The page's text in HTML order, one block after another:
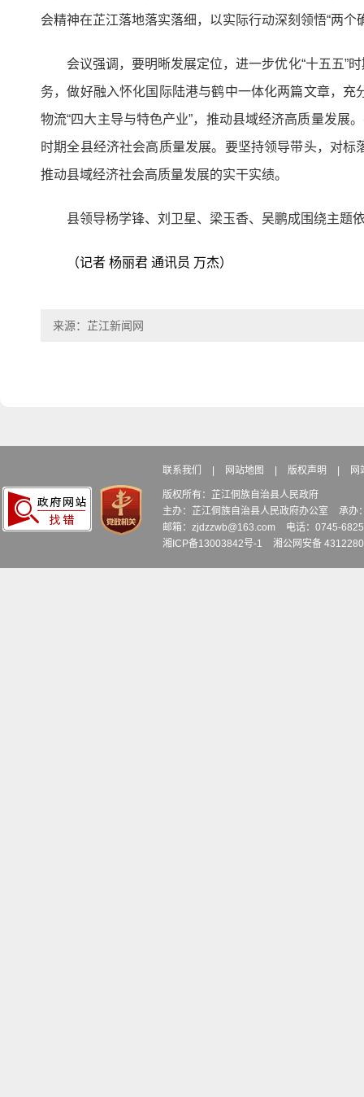
会精神在芷江落地落实落细，以实际行动深刻领悟“两个
会议强调，要明晰发展定位，进一步优化“十五五”
务，做好融入怀化国际陆港与鹤中一体化两篇文章，
物流“四大主导与特色产业”，推动县域经济高质量发展
时期全县经济社会高质量发展。要坚持领导带头，对
推动县域经济社会高质量发展的实干实绩。
县领导杨学锋、刘卫星、梁玉香、吴鹏成围绕主题
（记者 杨丽君 通讯员 万杰）
来源：芷江新闻网
联系我们 | 网站地图 | 版权声明 | 网
版权所有：芷江侗族自治县人民政府
主办：芷江侗族自治县人民政府办公室
承办
邮箱：zjdzzwb@163.com
电话：0745-
湘ICP备13003842号-1
湘公网安备